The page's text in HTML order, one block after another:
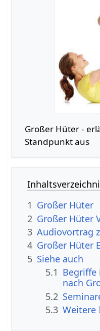
Großer Hüter -
Standpunkt aus
1 Großer Hüter
2 Großer Hüter
3 Audiovortrag
4 Großer Hüter
5 Siehe auch
5.1 Begriffe
nach
5.2
5.3 Weitere